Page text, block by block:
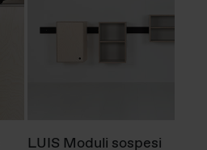
LUIS Moduli sospesi